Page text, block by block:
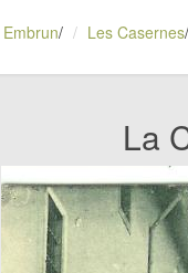
Embrun/ Les Casernes/
La